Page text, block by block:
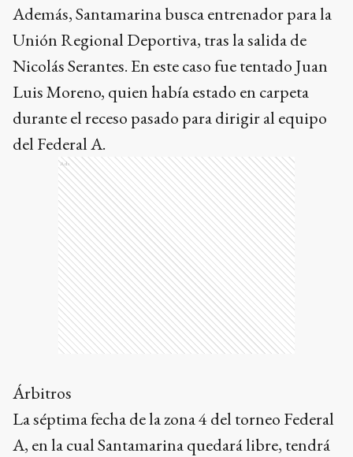
Además, Santamarina busca entrenador para la
Unión Regional Deportiva, tras la salida de
Nicolás Serantes. En este caso fue tentado Juan
Luis Moreno, quien había estado en carpeta
durante el receso pasado para dirigir al equipo
del Federal A.
Ads
Árbitros
La séptima fecha de la zona 4 del torneo Federal
A, en la cual Santamarina quedará libre, tendrá